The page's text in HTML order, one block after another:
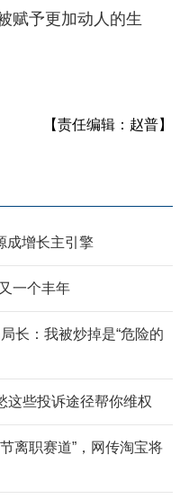
赋予更加动人的生
【责任编辑：赵普】
成增长主引擎
一个丰年
长：我被炒掉是“危险的
这些投诉途径帮你维权
离职赛道”，网传淘宝将